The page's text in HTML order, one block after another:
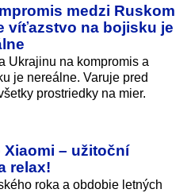
medzi Ruskom
víťazstvo na bojisku je
Ukrajinu na kompromis a
je nereálne. Varuje pred
prostriedky na mier.
Xiaomi – užitoční
relax!
roka a obdobie letných